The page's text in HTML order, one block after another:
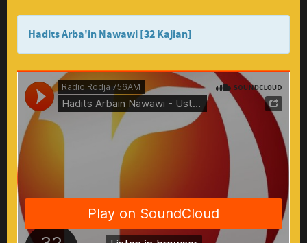
Hadits Arba'in Nawawi [32 Kajian]